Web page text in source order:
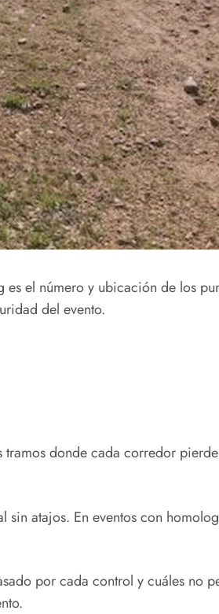
el número y ubicación de los
del evento.
donde cada corredor
atajos. En eventos con
por cada control y cuáles no